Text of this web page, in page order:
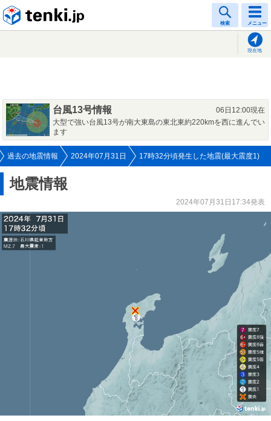
検索 メニュー
現在地
台風13号情報
06日12:00現在
大型で強い台風13号が南大東島の東北東約220kmを西に進んでい
ます
過去の地震情報 2024年07月31日 17時32分頃発生した地震(最大震度1)
地震情報
2024年07月31日17:34発表